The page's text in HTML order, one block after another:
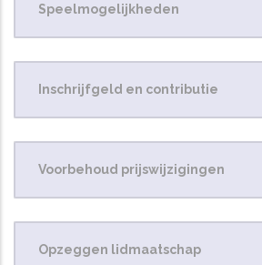
Speelmogelijkheden
Inschrijfgeld en contributie
Voorbehoud prijswijzigingen
Opzeggen lidmaatschap